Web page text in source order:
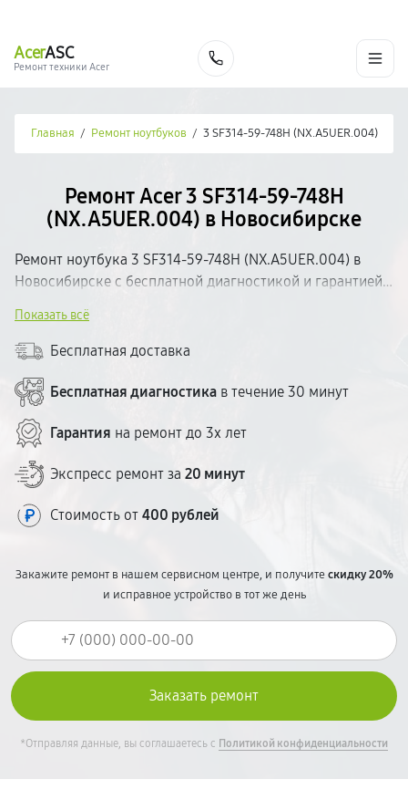
AcerASC
Ремонт техники Acer
Главная / Ремонт ноутбуков / 3 SF314-59-748H (NX.A5UER.004)
Ремонт Acer 3 SF314-59-748H
(NX.A5UER.004) в Новосибирске
Ремонт ноутбука 3 SF314-59-748H (NX.A5UER.004) в
Новосибирске с бесплатной диагностикой и гарантией
согласуем стоимость и приступим к ремонту.
Используем качественные комплектующие и
устраняем в день обращения. Прозрачное
ценообразование — без сюрпризов в чеке.
Показать всё
Бесплатная доставка
Бесплатная диагностика в течение 30 минут
Гарантия на ремонт до 3х лет
Экспресс ремонт за 20 минут
Стоимость от 400 рублей
Закажите ремонт в нашем сервисном центре, и получитескидку 20%
и исправное устройство в тот же день
*Отправляя данные, вы соглашаетесь с Политикой конфиденциальности